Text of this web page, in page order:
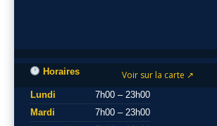
Voir sur la carte ↗
Horaires
Lundi
7h00 – 23h00
Mardi
7h00 – 23h00